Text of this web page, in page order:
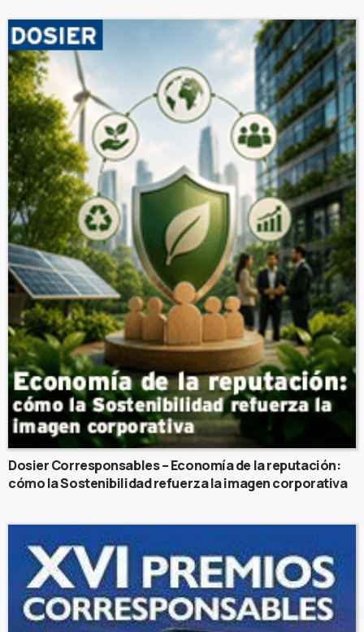
Dosier Corresponsables – Economía de la reputación:
cómo la Sostenibilidad refuerza la imagen corporativa